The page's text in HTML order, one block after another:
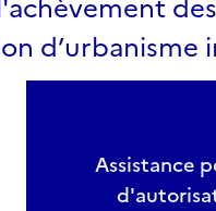
Assistance